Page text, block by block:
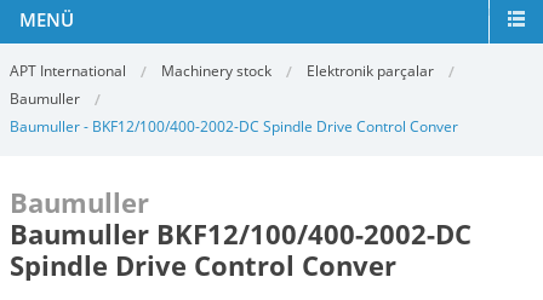
MENÜ
APT International Machinery stock
Elektronik parçalar
Baumuller
Baumuller - BKF12/100/400-2002-DC Spindle Drive Control Conver
Baumuller
Baumuller BKF12/100/400-2002-DC
Spindle Drive Control Conver